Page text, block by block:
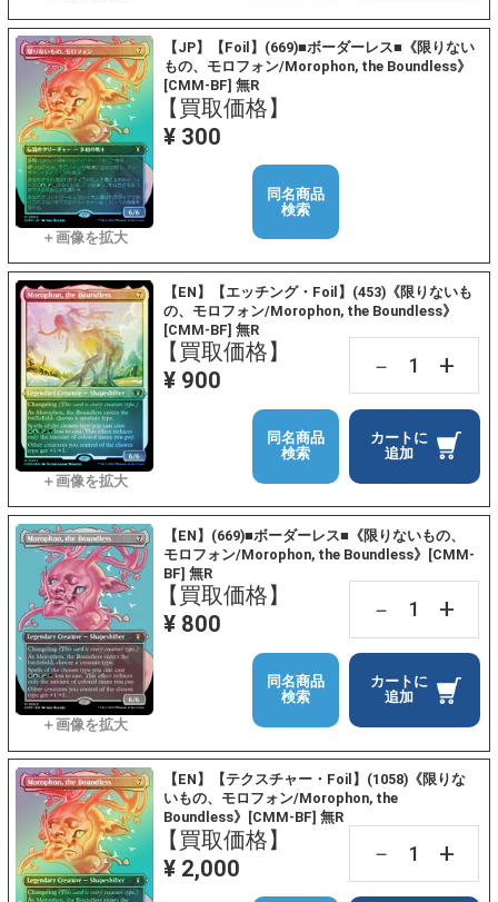
【JP】【Foil】(669)■ボーダーレス■《限りない
もの、モロフォン/Morophon, the Boundless》
[CMM-BF] 無R
【買取価格】
¥ 300
同名商品
検索
【EN】【エッチング・Foil】(453)《限りないも
の、モロフォン/Morophon, the Boundless》
[CMM-BF] 無R
【買取価格】
¥ 900
－ +
カートに
追加
同名商品
検索
【EN】(669)■ボーダーレス■《限りないもの、
モロフォン/Morophon, the Boundless》[CMM-
BF] 無R
【買取価格】
¥ 800
－ +
カートに
追加
同名商品
検索
【EN】【テクスチャー・Foil】(1058)《限りな
いもの、モロフォン/Morophon, the
Boundless》[CMM-BF] 無R
【買取価格】
¥ 2,000
－ +